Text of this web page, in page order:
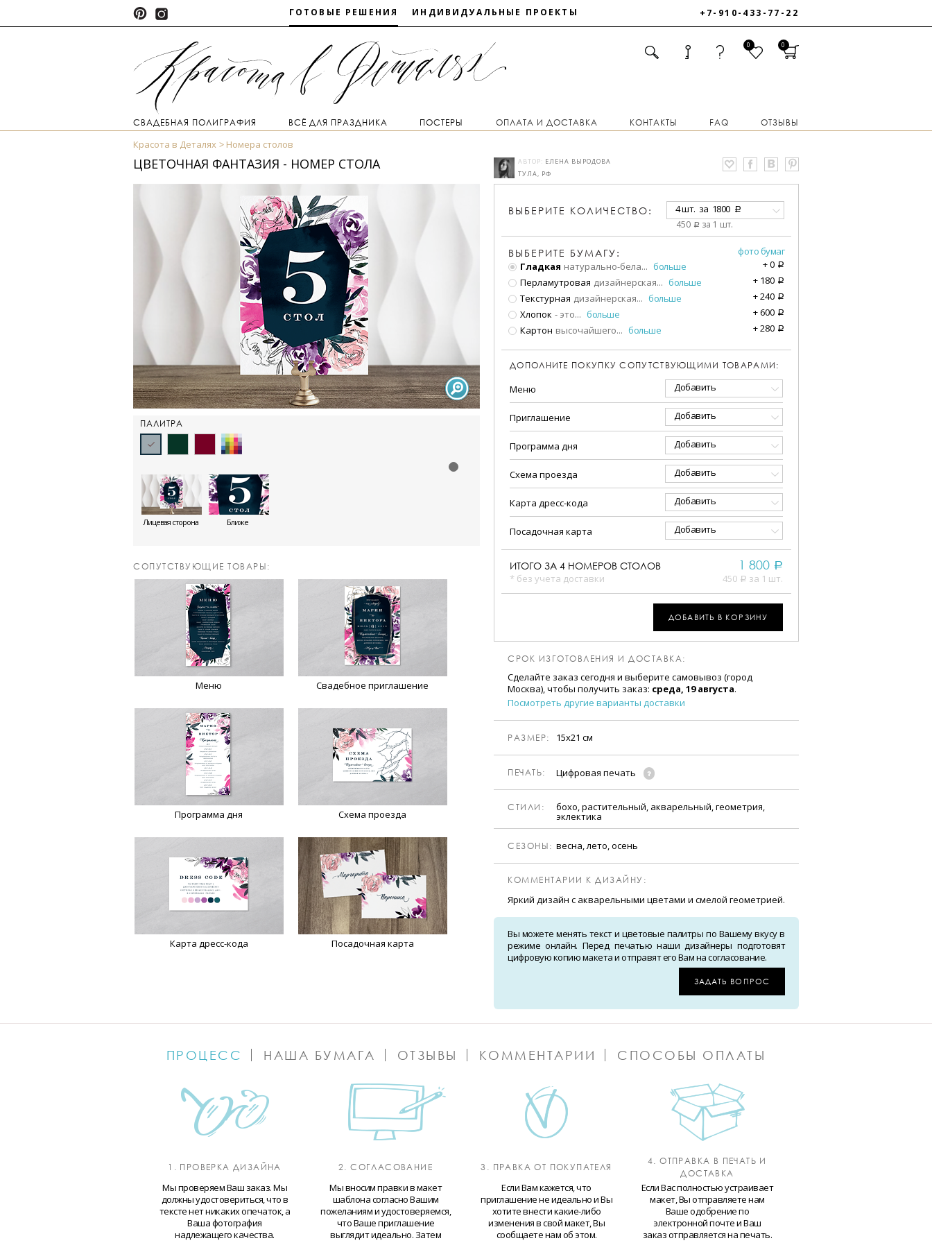
ГОТОВЫЕ РЕШЕНИЯ ИНДИВИДУАЛЬНЫЕ ПРОЕКТЫ +7-910-433-77-22
0 0
СВАДЕБНАЯ ПОЛИГРАФИЯ ВСЁ ДЛЯ ПРАЗДНИКА ПОСТЕРЫ ОПЛАТА И ДОСТАВКА КОНТАКТЫ FAQ ОТЗЫВЫ
Красота в Деталях Номера столов
ЦВЕТОЧНАЯ ФАНТАЗИЯ - НОМЕР СТОЛА
ПАЛИТРА
Лицевая сторона Ближе
CОПУТСТВУЮЩИЕ ТОВАРЫ:
Меню Свадебное приглашение
Программа дня Схема проезда
Карта дресс-кода Посадочная карта
АВТОР: ЕЛЕНА ВЫРОДОВА
ТУЛА, РФ
ВЫБЕРИТЕ КОЛИЧЕСТВО: 4 шт. за 1800 a
450 a за 1 шт.
ВЫБЕРИТЕ БУМАГУ:
фото бумаг
Гладкая натурально-бела... больше +0 a
Перламутровая дизайнерская... больше + 180 a
Текстурная дизайнерская... больше +240 a
Хлопок - это... больше +600 a
Картон высочайшего... больше +280 a
ДОПОЛНИТЕ ПОКУПКУ СОПУТСТВУЮЩИМИ ТОВАРАМИ:
Меню Добавить
Приглашение Добавить
Программа дня Добавить
Схема проезда Добавить
Карта дресс-кода Добавить
Посадочная карта Добавить
ИТОГО ЗА 4 НОМЕРОВ СТОЛОВ
* без учета доставки
1 800 a
450 a за 1 шт.
ДОБАВИТЬ В КОРЗИНУ
СРОК ИЗГОТОВЛЕНИЯ И ДОСТАВКА:
Сделайте заказ сегодня и выберите самовывоз (город
Москва), чтобы получить заказ: среда, 19 августа.
Посмотреть другие варианты доставки
РАЗМЕР: 15х21 см
ПЕЧАТЬ: Цифровая печать
CТИЛИ: бохо, растительный, акварельный, геометрия,
эклектика
CЕЗОНЫ: весна, лето, осень
КОММЕНТАРИИ К ДИЗАЙНУ:
Яркий дизайн с акварельными цветами и смелой геометрией.
Вы можете менять текст и цветовые палитры по Вашему вкусу в
режиме онлайн. Перед печатью наши дизайнеры подготовят
цифровую копию макета и отправят его Вам на согласование.
ЗАДАТЬ ВОПРОС
ПРОЦЕСС НАША БУМАГА ОТЗЫВЫ КОММЕНТАРИИ СПОСОБЫ ОПЛАТЫ
1. ПРОВЕРКА ДИЗАЙНА
Мы проверяем Ваш заказ. Мы
должны удостовериться, что в
тексте нет никаких опечаток, а
Ваша фотография
надлежащего качества.
2. СОГЛАСОВАНИЕ
Мы вносим правки в макет
шаблона согласно Вашим
пожеланиям и удостоверяемся,
что Ваше приглашение
выглядит идеально. Затем
3. ПРАВКА ОТ ПОКУПАТЕЛЯ
Если Вам кажется, что
приглашение не идеально и Вы
хотите внести какие-либо
изменения в свой макет, Вы
сообщаете нам об этом.
4. ОТПРАВКА В ПЕЧАТЬ И
ДОСТАВКА
Если Вас полностью устраивает
макет, Вы отправляете нам
Ваше одобрение по
электронной почте и Ваш
заказ отправляется на печать.